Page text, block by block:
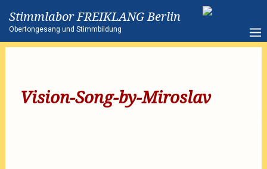
Stimmlabor FREIKLANG Berlin
Obertongesang und Stimmbildung
Vision-Song-by-Miroslav